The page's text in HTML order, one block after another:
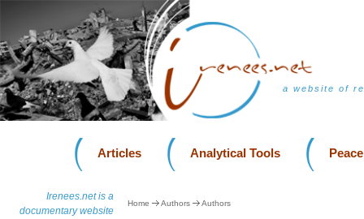
a website of
Articles Analytical Tools
Irenees.net is a
documentary website
Home Authors Authors